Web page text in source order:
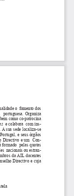
o  fomento dos
portuguesa.  Organiza
como co-patrocina
e colabora  com ins-
sua sede localiza-se
e seus órgãos
Directivo e um  Con-
formado  pelas quotas
nacionais ou estran-
da AIL docentes
Directivo e cuja